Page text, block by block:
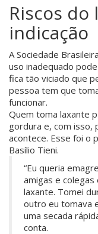
Riscos do
indicação
A Sociedade
uso inadequado
fica tão viciado que
pessoa tem que
funcionar.
Quem toma laxante
gordura e, com isso,
acontece. Esse foi o
Basílio Tieni.
“Eu queria
amigas e
laxante. Tomei
outro eu tomava
uma secada
conta.